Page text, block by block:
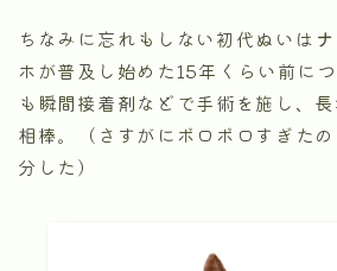
ちなみに忘れもしない初代ぬいは
ホが普及し始めた15年くらい前に
も瞬間接着剤などで手術を施し、
相棒。（さすがにボロボロすぎた
分した）